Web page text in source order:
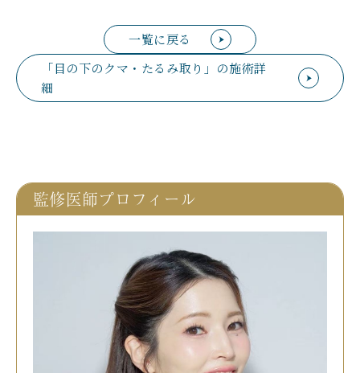
一覧に戻る
「目の下のクマ・たるみ取り」の施術詳
細
監修医師プロフィール